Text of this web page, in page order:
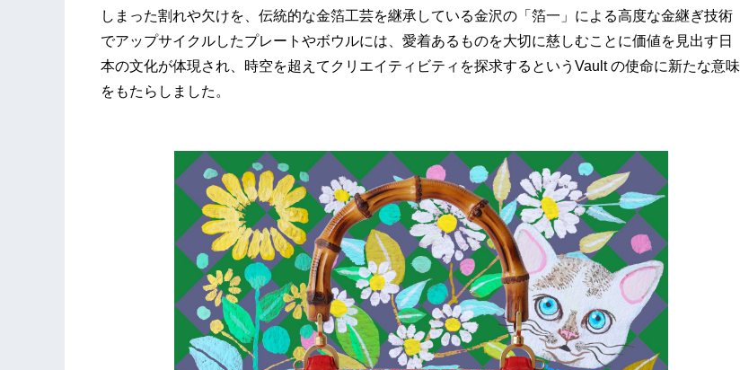
しまった割れや欠けを、伝統的な金箔工芸を継承している金沢の「箔一」による高度な金継ぎ技術
でアップサイクルしたプレートやボウルには、愛着あるものを大切に慈しむことに価値を見出す日
本の文化が体現され、時空を超えてクリエイティビティを探求するというVault の使命に新たな意味
をもたらしました。